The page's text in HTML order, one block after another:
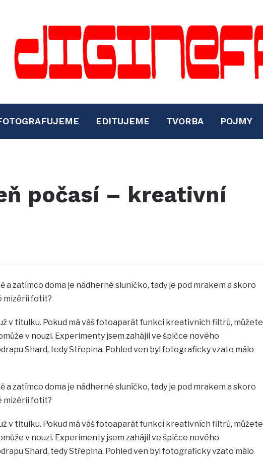
EDITUJEME TVORBA POJMY
počasí – kreativní
a zatímco doma je nádherné sluníčko, tady je pod mrakem a skoro
mizérii fotit?
v titulku. Pokud má váš fotoaparát funkci kreativních filtrů, můžete
v nouzi. Experimenty jsem zahájil ve špičce nového
Shard, tedy Střepina. Pohled ven byl fotograficky vzato málo
a zatímco doma je nádherné sluníčko, tady je pod mrakem a skoro
mizérii fotit?
v titulku. Pokud má váš fotoaparát funkci kreativních filtrů, můžete
v nouzi. Experimenty jsem zahájil ve špičce nového
Shard, tedy Střepina. Pohled ven byl fotograficky vzato málo